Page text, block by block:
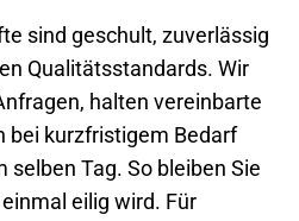
sind geschult, zuverlässig
Qualitätsstandards. Wir
halten vereinbarte
bei kurzfristigem Bedarf
Tag. So bleiben Sie
eilig wird. Für